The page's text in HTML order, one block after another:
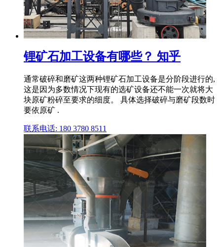
锂矿石加工设备有哪些？ 知乎
通常破碎和磨矿这两种锂矿石加工设备是分阶段进行的,
这是因为多数情况下现有的选矿设备还不能一次就将大
块原矿粉碎至要求的细度。 具体选择破碎与磨矿段数时
要依原矿 .
联系电话: 180 3780 8511